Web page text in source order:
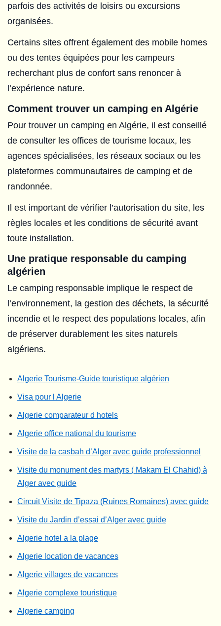
parfois des activités de loisirs ou excursions
organisées.
Certains sites offrent également des mobile homes
ou des tentes équipées pour les campeurs
recherchant plus de confort sans renoncer à
l’expérience nature.
Comment trouver un camping en Algérie
Pour trouver un camping en Algérie, il est conseillé
de consulter les offices de tourisme locaux, les
agences spécialisées, les réseaux sociaux ou les
plateformes communautaires de camping et de
randonnée.
Il est important de vérifier l’autorisation du site, les
règles locales et les conditions de sécurité avant
toute installation.
Une pratique responsable du camping
algérien
Le camping responsable implique le respect de
l’environnement, la gestion des déchets, la sécurité
incendie et le respect des populations locales, afin
de préserver durablement les sites naturels
algériens.
Algerie Tourisme-Guide touristique algérien
Visa pour l Algerie
Algerie comparateur d hotels
Algerie office national du tourisme
Visite de la casbah d’Alger avec guide professionnel
Visite du monument des martyrs ( Makam El Chahid) à
Alger avec guide
Circuit Visite de Tipaza (Ruines Romaines) avec guide
Visite du Jardin d’essai d’Alger avec guide
Algerie hotel a la plage
Algerie location de vacances
Algerie villages de vacances
Algerie complexe touristique
Algerie camping